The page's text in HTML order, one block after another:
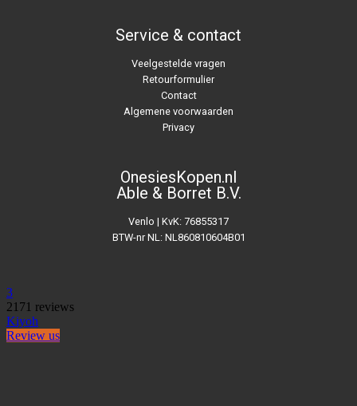
Service & contact
Veelgestelde vragen
Retourformulier
Contact
Algemene voorwaarden
Privacy
OnesiesKopen.nl
Able & Borret B.V.
Venlo | KvK: 76855317
BTW-nr NL: NL860810604B01